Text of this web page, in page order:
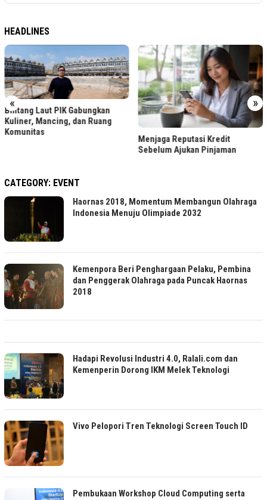
HEADLINES
« »
LRT Jabodebek Gelar Lomba
Foto Berhadiah, Cek Syaratnya
CATEGORY: EVENT
Haornas 2018, Momentum Membangun Olahraga
Indonesia Menuju Olimpiade 2032
Kemenpora Beri Penghargaan Pelaku, Pembina
dan Penggerak Olahraga pada Puncak Haornas
2018
Hadapi Revolusi Industri 4.0, Ralali.com dan
Kemenperin Dorong IKM Melek Teknologi
Vivo Pelopori Tren Teknologi Screen Touch ID
Pembukaan Workshop Cloud Computing serta